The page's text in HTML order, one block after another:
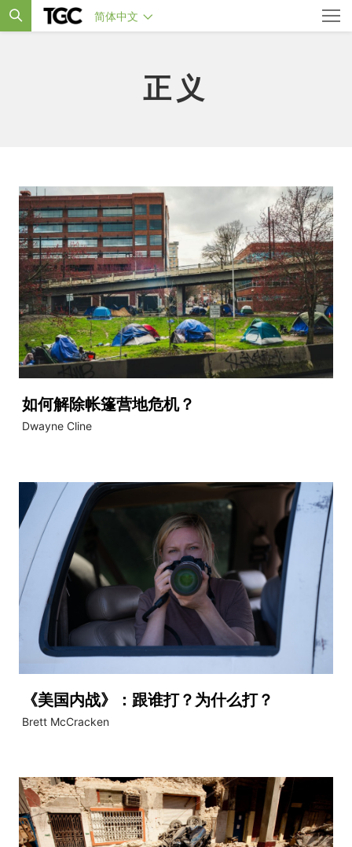
简体中文
正义
如何解除帐篷营地危机？
Dwayne Cline
《美国内战》：跟谁打？为什么打？
Brett McCracken